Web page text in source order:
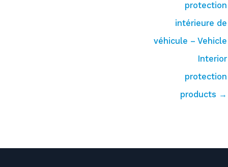
protection
intérieure de
véhicule – Vehicle
Interior
protection
products →